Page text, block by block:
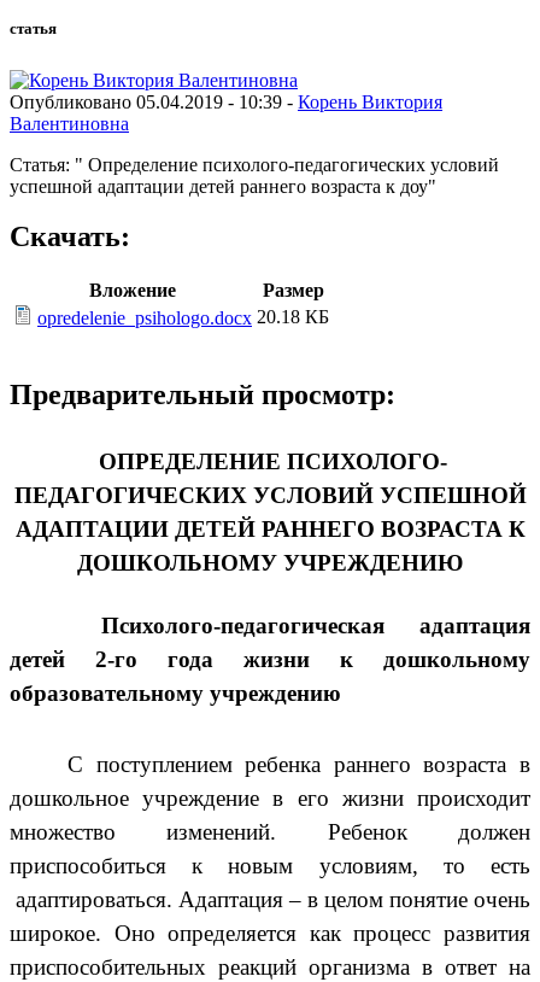
статья
Опубликовано 05.04.2019 - 10:39 - Корень Виктория
Валентиновна
Статья: " Определение психолого-педагогических условий
успешной адаптации детей раннего возраста к доу"
Скачать:
Вложение
Размер
opredelenie_psihologo.docx 20.18 КБ
Предварительный просмотр:
ОПРЕДЕЛЕНИЕ ПСИХОЛОГО-
ПЕДАГОГИЧЕСКИХ УСЛОВИЙ УСПЕШНОЙ
АДАПТАЦИИ ДЕТЕЙ РАННЕГО ВОЗРАСТА К
ДОШКОЛЬНОМУ УЧРЕЖДЕНИЮ
Психолого-педагогическая адаптация
детей 2-го года жизни к дошкольному
образовательному учреждению
С поступлением ребенка раннего возраста в
дошкольное учреждение в его жизни происходит
множество изменений. Ребенок должен
приспособиться к новым условиям, то есть
адаптироваться. Адаптация – в целом понятие очень
широкое. Оноопределяется как процесс развития
приспособительных реакций организма в ответ на